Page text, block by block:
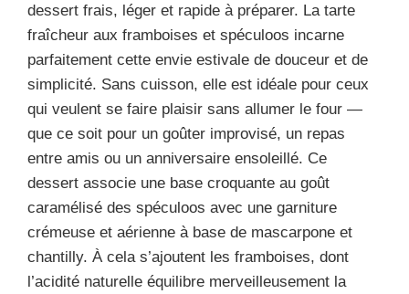
dessert frais, léger et rapide à préparer. La tarte
fraîcheur aux framboises et spéculoos incarne
parfaitement cette envie estivale de douceur et de
simplicité. Sans cuisson, elle est idéale pour ceux
qui veulent se faire plaisir sans allumer le four —
que ce soit pour un goûter improvisé, un repas
entre amis ou un anniversaire ensoleillé. Ce
dessert associe une base croquante au goût
caramélisé des spéculoos avec une garniture
crémeuse et aérienne à base de mascarpone et
chantilly. À cela s’ajoutent les framboises, dont
l’acidité naturelle équilibre merveilleusement la